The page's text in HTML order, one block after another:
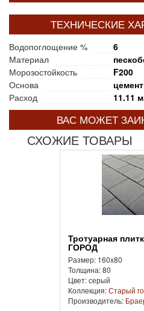
ТЕХНИЧЕСКИЕ
Водопоглощение %
6
Материал
Морозостойкость
F200
Основа
цемент
Расход
11.11
ВАС МОЖЕТ
СХОЖИЕ ТОВАРЫ
Тротуарная плитка СТАРЫЙ
ГОРОД
Размер: 160x80
Толщина: 80
Цвет: серый
Коллекция:Старый
Производитель: